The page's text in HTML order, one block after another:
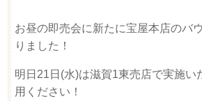
お昼の即売会に新たに宝屋本店のバ
りました！
明日21日(水)は滋賀1東売店で実施い
用ください！